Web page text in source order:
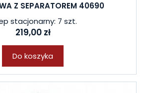
Z SEPARATOREM 40690
stacjonarny: 7 szt.
219,00 zł
Do koszyka